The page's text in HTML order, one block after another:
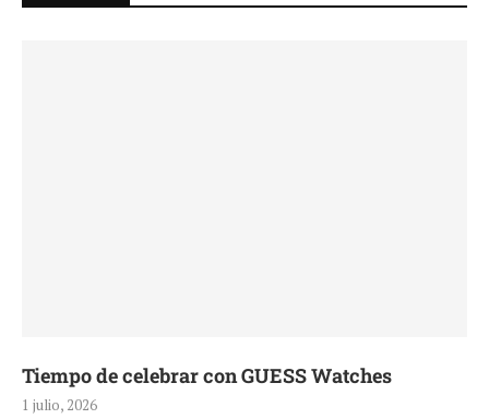
Tiempo de celebrar con GUESS Watches
1 julio, 2026